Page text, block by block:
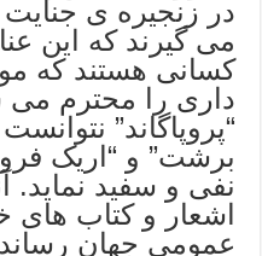
در زنجیره ی جنایت
می گیرند که این
کسانی هستند که
داری را محترم می
“پروپاگاند”
برشت” و “اریک
نفی و سفید نماید.
اشعار و کتاب های
عمومی جهان